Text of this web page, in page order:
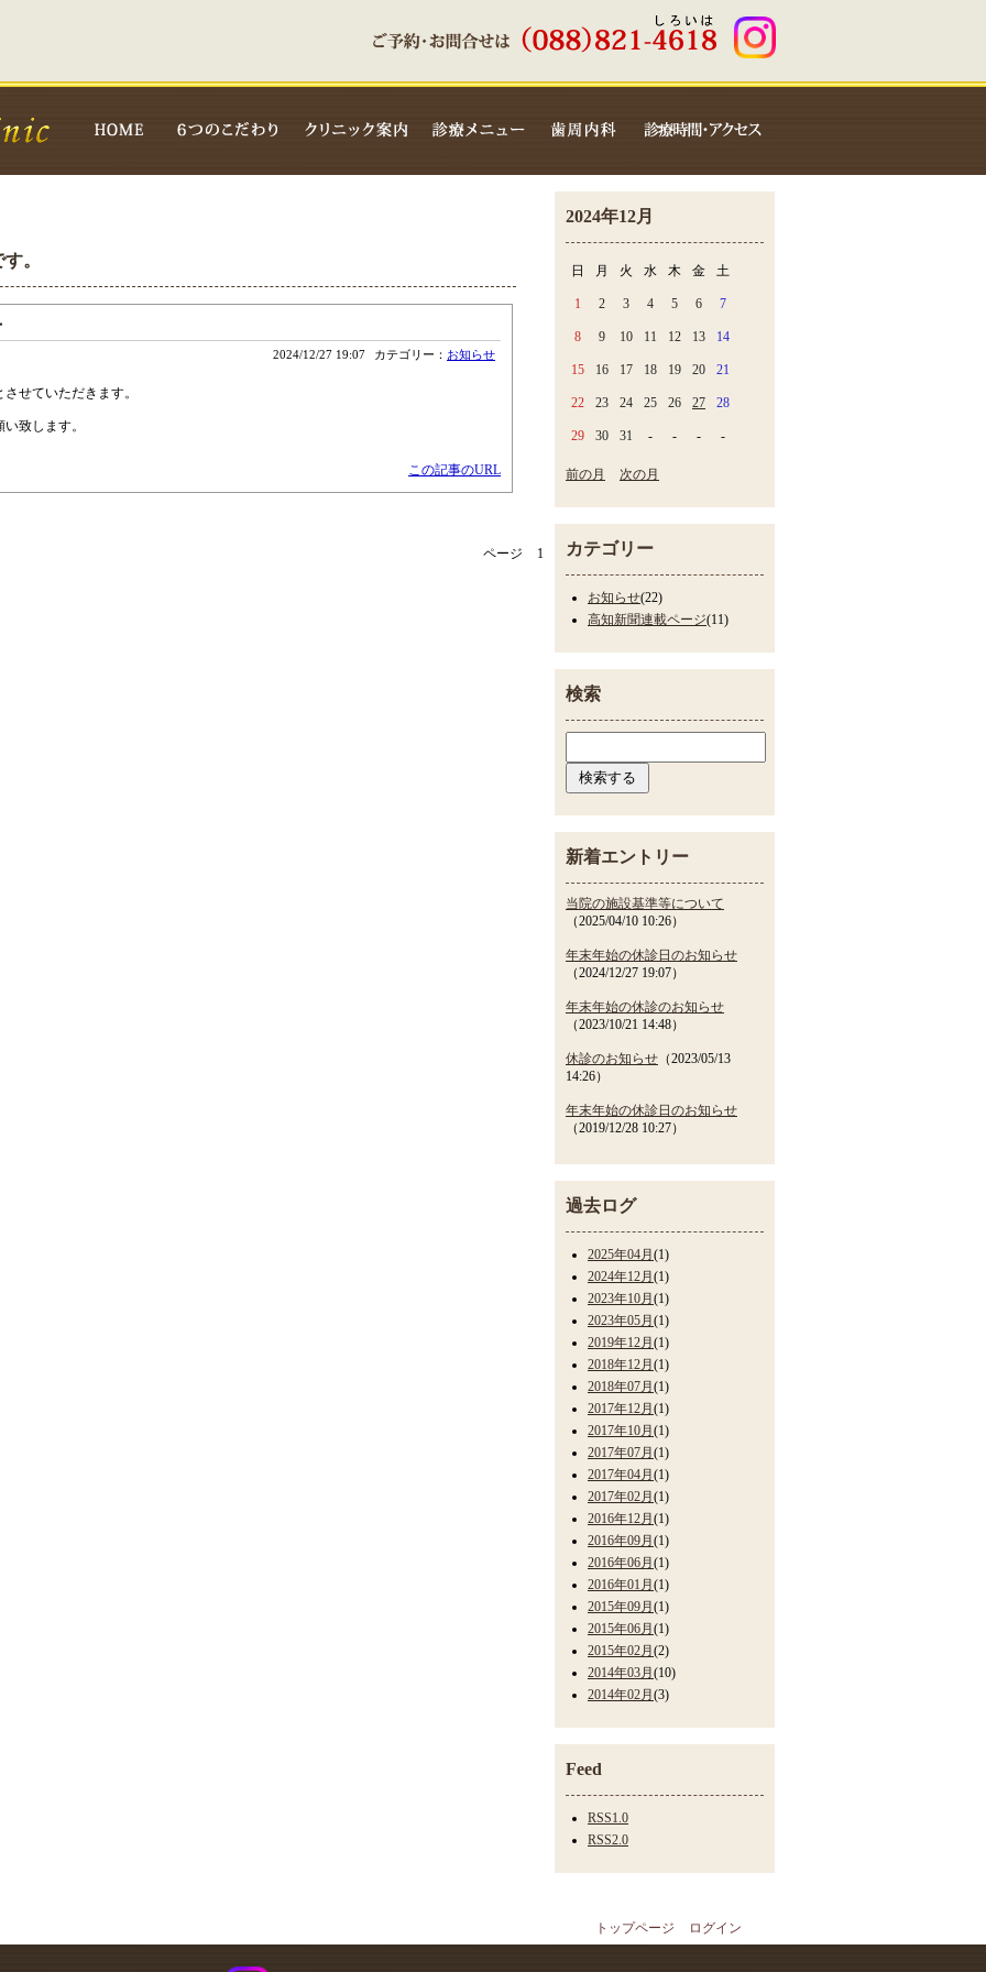
。
2024/12/27 19:07 カテゴリー： お知らせ
せていただきます。
致します。
この記事のURL
ページ 1
2024年12月
日 月 火 水 木 金 土
1 2 3 4 5 6 7
8 9 10 11 12 13 14
15 16 17 18 19 20 21
22 23 24 25 26 27 28
29 30 31 - - - -
前の月 次の月
カテゴリー
お知らせ(22)
高知新聞連載ページ(11)
検索
新着エントリー
当院の施設基準等について
（2025/04/10 10:26）
年末年始の休診日のお知らせ
（2024/12/27 19:07）
年末年始の休診のお知らせ
（2023/10/21 14:48）
休診のお知らせ （2023/05/13
14:26）
年末年始の休診日のお知らせ
（2019/12/28 10:27）
過去ログ
2025年04月 (1)
2024年12月 (1)
2023年10月 (1)
2023年05月 (1)
2019年12月 (1)
2018年12月 (1)
2018年07月 (1)
2017年12月 (1)
2017年10月 (1)
2017年07月 (1)
2017年04月 (1)
2017年02月 (1)
2016年12月 (1)
2016年09月 (1)
2016年06月 (1)
2016年01月 (1)
2015年09月 (1)
2015年06月 (1)
2015年02月 (2)
2014年03月 (10)
2014年02月 (3)
Feed
RSS1.0
RSS2.0
トップページ ログイン